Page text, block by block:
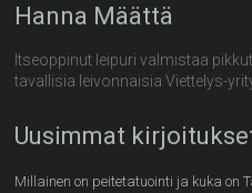
Hanna Määttä
Itseoppinut leipuri valmistaa
tavallisia leivonnaisia Viettelys-
Uusimmat
Millainen on peitetatuointi ja kuka on